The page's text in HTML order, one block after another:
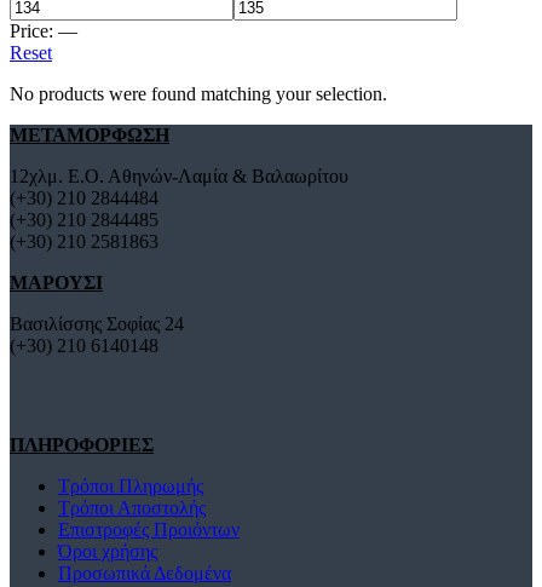
Price: —
Reset
No products were found matching your selection.
ΜΕΤΑΜΟΡΦΩΣΗ
12χλμ. Ε.Ο. Αθηνών-Λαμία & Βαλαωρίτου
(+30) 210 2844484
(+30) 210 2844485
(+30) 210 2581863
ΜΑΡΟΥΣΙ
Βασιλίσσης Σοφίας 24
(+30) 210 6140148
ΠΛΗΡΟΦΟΡΙΕΣ
Τρόποι Πληρωμής
Τρόποι Αποστολής
Επιστροφές Προιόντων
Όροι χρήσης
Προσωπικά Δεδομένα